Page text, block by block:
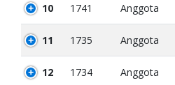
10 1741 Anggota
11 1735 Anggota
12 1734 Anggota